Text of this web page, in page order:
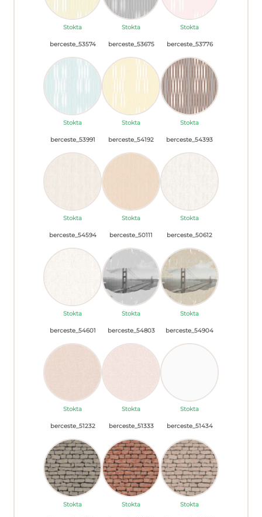
Stokta Stokta Stokta
berceste_53574
Stokta
berceste_53675
Stokta
berceste_53776
Stokta
berceste_53991
Stokta
berceste_54192
Stokta
berceste_54393
Stokta
berceste_54594
Stokta
berceste_50111
Stokta
berceste_50612
Stokta
berceste_54601
Stokta
berceste_54803
Stokta
berceste_54904
Stokta
berceste_51232
Stokta
berceste_51333
Stokta
berceste_51434
Stokta